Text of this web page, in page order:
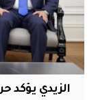
الزيدي يؤكد